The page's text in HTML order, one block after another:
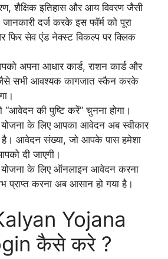
शैक्षिक इतिहास और आय विवरण जैसी
दर्ज करके इस फॉर्म को पूरा
फिर सेव एंड नेक्स्ट विकल्प पर क्लिक
अपना आधार कार्ड, राशन कार्ड और
सभी आवश्यक कागजात स्कैन करके
की पुष्टि करें” चुनना होगा।
योजना के लिए आपका आवेदन अब स्वीकार
है। आवेदन संख्या, जो आपके पास हमेशा
दी जाएगी।
योजना के लिए ऑनलाइन आवेदन करना
प्राप्त करना अब आसान हो गया है।
Yojana
कैसे करे ?